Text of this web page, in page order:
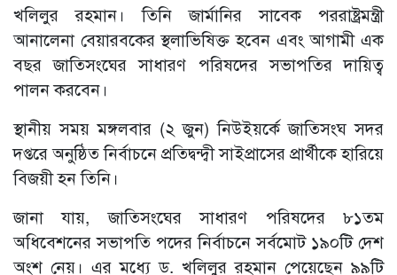
খলিলুর রহমান। তিনি জার্মানির সাবেক পররাষ্ট্রমন্ত্রী
আনালেনা বেয়ারবকের স্থলাভিষিক্ত হবেন এবং আগামী এক
বছর জাতিসংঘের সাধারণ পরিষদের সভাপতির দায়িত্ব
পালন করবেন।
স্থানীয় সময় মঙ্গলবার (২ জুন) নিউইয়র্কে জাতিসংঘ সদর
দপ্তরে অনুষ্ঠিত নির্বাচনে প্রতিদ্বন্দ্বী সাইপ্রাসের প্রার্থীকে হারিয়ে
বিজয়ী হন তিনি।
জানা যায়, জাতিসংঘের সাধারণ পরিষদের ৮১তম
অধিবেশনের সভাপতি পদের নির্বাচনে সর্বমোট ১৯০টি দেশ
অংশ নেয়। এর মধ্যে ড. খলিলুর রহমান পেয়েছেন ৯৯টি